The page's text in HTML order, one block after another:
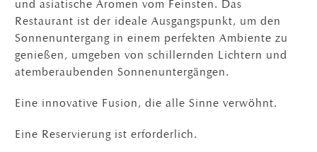
und asiatische Aromen vom Feinsten. Das
Restaurant ist der ideale Ausgangspunkt, um den
Sonnenuntergang in einem perfekten Ambiente zu
genießen, umgeben von schillernden Lichtern und
atemberaubenden Sonnenuntergängen.
Eine innovative Fusion, die alle Sinne verwöhnt.
Eine Reservierung ist erforderlich.